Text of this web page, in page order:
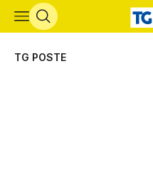
Vai al contenuto principale
TG POSTE